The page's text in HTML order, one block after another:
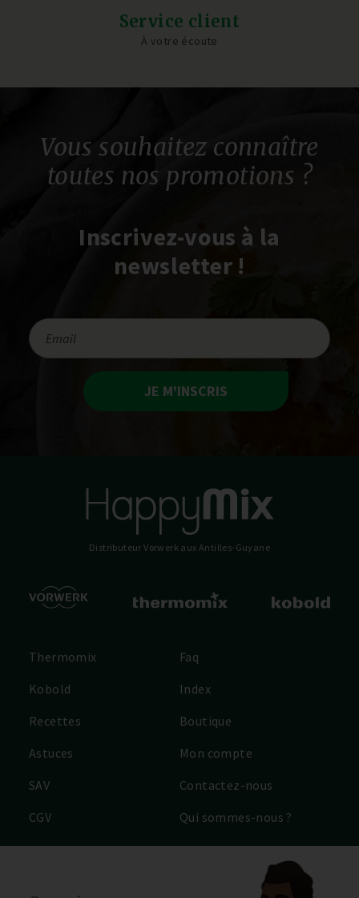
Service client
À votre écoute
Vous souhaitez connaître
toutes nos promotions ?
Inscrivez-vous à la
newsletter !
JE M'INSCRIS
Distributeur Vorwerk aux Antilles-Guyane
Thermomix
Kobold
Recettes
Astuces
SAV
CGV
Faq
Index
Boutique
Mon compte
Contactez-nous
Qui sommes-nous ?